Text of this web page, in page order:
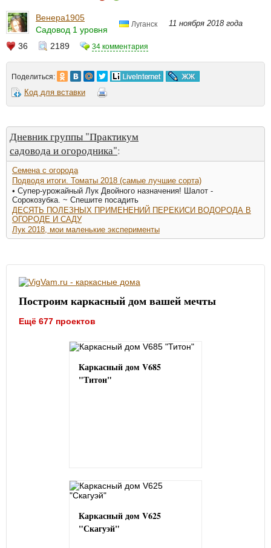
Венера1905
Садовод 1 уровня
Луганск 11 ноября 2018 года
36 2189 34 комментария
Поделиться:
Код для вставки
Дневник группы "Практикум
садовода и огородника":
Семена с огорода
Подводя итоги. Томаты 2018 (самые лучшие сорта)
• Супер-урожайный Лук Двойного назначения! Шалот -
Сорокозубка. ~ Спешите посадить
ДЕСЯТЬ ПОЛЕЗНЫХ ПРИМЕНЕНИЙ ПЕРЕКИСИ ВОДОРОДА В
ОГОРОДЕ И САДУ
Лук 2018, мои маленькие эксперименты
Построим каркасный дом вашей мечты
Ещё 677 проектов
Каркасный дом V685
"Титон"
Каркасный дом V625
"Скагуэй"